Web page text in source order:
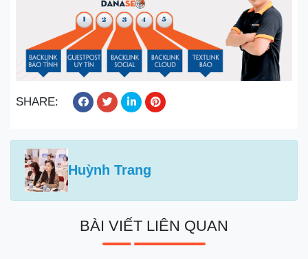
SHARE:
Huỳnh Trang
BÀI VIẾT LIÊN QUAN